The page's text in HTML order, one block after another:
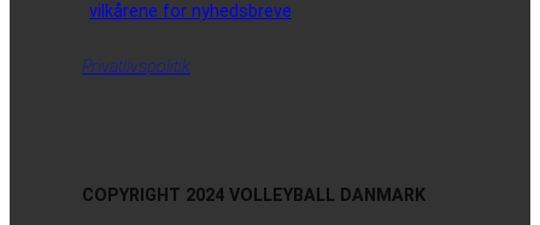
vilkårene for nyhedsbreve
Privatlivspolitik
COPYRIGHT 2024 VOLLEYBALL DANMARK